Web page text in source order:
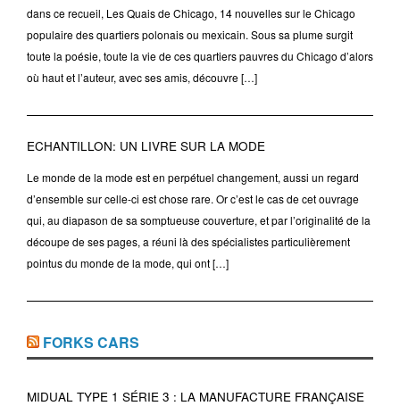
dans ce recueil, Les Quais de Chicago, 14 nouvelles sur le Chicago
populaire des quartiers polonais ou mexicain. Sous sa plume surgit
toute la poésie, toute la vie de ces quartiers pauvres du Chicago d’alors
où haut et l’auteur, avec ses amis, découvre […]
ECHANTILLON: UN LIVRE SUR LA MODE
Le monde de la mode est en perpétuel changement, aussi un regard
d’ensemble sur celle-ci est chose rare. Or c’est le cas de cet ouvrage
qui, au diapason de sa somptueuse couverture, et par l’originalité de la
découpe de ses pages, a réuni là des spécialistes particulièrement
pointus du monde de la mode, qui ont […]
FORKS CARS
MIDUAL TYPE 1 SÉRIE 3 : LA MANUFACTURE FRANÇAISE